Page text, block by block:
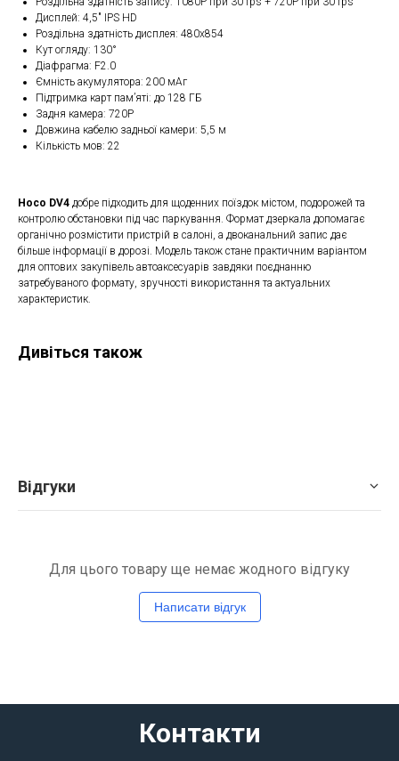
Дисплей: 4,5" IPS HD
Роздільна здатність дисплея: 480x854
Кут огляду: 130°
Діафрагма: F2.0
Ємність акумулятора: 200 мАг
Підтримка карт пам’яті: до 128 ГБ
Задня камера: 720P
Довжина кабелю задньої камери: 5,5 м
Кількість мов: 22
Hoco DV4 добре підходить для щоденних поїздок містом, подорожей та
контролю обстановки під час паркування. Формат дзеркала допомагає
органічно розмістити пристрій в салоні, а двоканальний запис дає
більше інформації в дорозі. Модель також стане практичним варіантом
для оптових закупівель автоаксесуарів завдяки поєднанню
затребуваного формату, зручності використання та актуальних
характеристик.
Дивіться також
Відгуки
Для цього товару ще немає жодного відгуку
Написати відгук
Контакти